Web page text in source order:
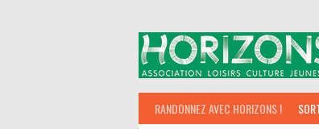
RANDONNEZ AVEC HORIZONS !